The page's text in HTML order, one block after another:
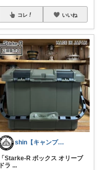
コレ いいね
shin【キャンプ好き】
「Starke-R ボックス オリーブ
ドラ ...